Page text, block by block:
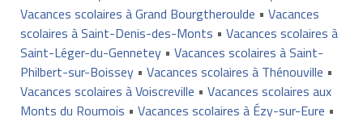
Vacances scolaires à Grand Bourgtheroulde • Vacances
scolaires à Saint-Denis-des-Monts • Vacances scolaires à
Saint-Léger-du-Gennetey• Vacances scolaires à Saint-
Philbert-sur-Boissey• Vacances scolaires à Thénouville •
Vacances scolaires à Voiscreville • Vacances scolaires aux
Monts du Roumois • Vacances scolaires à Ézy-sur-Eure •